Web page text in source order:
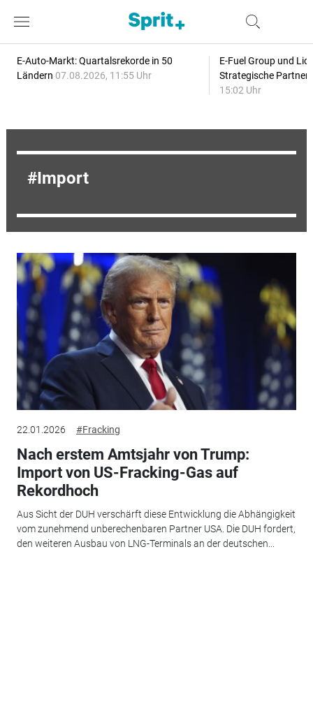
E-Auto-Markt: Quartalsrekorde in 50
Ländern 07.08.2026, 11:55 Uhr
E-Fuel Group und
Strategische
15:02 Uhr
Import
22.01.2026 #Fracking
Nach erstem Amtsjahr von Trump:
Import von US-Fracking-Gas auf
Rekordhoch
Aus Sicht der DUH verschärft diese Entwicklung die Abhängigkeit
vom zunehmend unberechenbaren Partner USA. Die DUH fordert,
den weiteren Ausbau von LNG-Terminals an der deutschen...